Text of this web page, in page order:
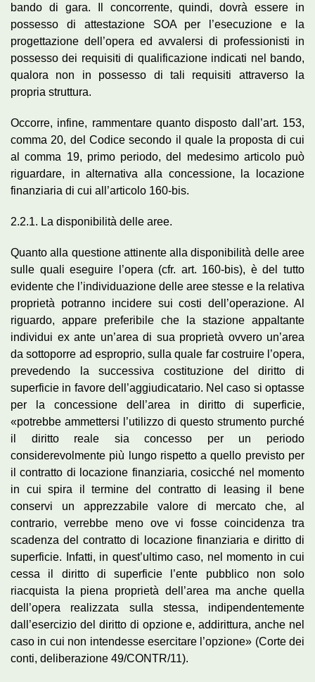
bando di gara. Il concorrente, quindi, dovrà essere in
possesso di attestazione SOA per l’esecuzione e la
progettazione dell’opera ed avvalersi di professionisti in
possesso dei requisiti di qualificazione indicati nel bando,
qualora non in possesso di tali requisiti attraverso la
propria struttura.
Occorre, infine, rammentare quanto disposto dall’art. 153,
comma 20, del Codice secondo il quale la proposta di cui
al comma 19, primo periodo, del medesimo articolo può
riguardare, in alternativa alla concessione, la locazione
finanziaria di cui all’articolo 160-bis.
2.2.1. La disponibilità delle aree.
Quanto alla questione attinente alla disponibilità delle aree
sulle quali eseguire l’opera (cfr. art. 160-bis), è del tutto
evidente che l’individuazione delle aree stesse e la relativa
proprietà potranno incidere sui costi dell’operazione. Al
riguardo, appare preferibile che la stazione appaltante
individui ex ante un’area di sua proprietà ovvero un’area
da sottoporre ad esproprio, sulla quale far costruire l’opera,
prevedendo la successiva costituzione del diritto di
superficie in favore dell’aggiudicatario. Nel caso si optasse
per la concessione dell’area in diritto di superficie,
«potrebbe ammettersi l’utilizzo di questo strumento purché
il diritto reale sia concesso per un periodo
considerevolmente più lungo rispetto a quello previsto per
il contratto di locazione finanziaria, cosicché nel momento
in cui spira il termine del contratto di leasing il bene
conservi un apprezzabile valore di mercato che, al
contrario, verrebbe meno ove vi fosse coincidenza tra
scadenza del contratto di locazione finanziaria e diritto di
superficie. Infatti, in quest’ultimo caso, nel momento in cui
cessa il diritto di superficie l’ente pubblico non solo
riacquista la piena proprietà dell’area ma anche quella
dell’opera realizzata sulla stessa, indipendentemente
dall’esercizio del diritto di opzione e, addirittura, anche nel
caso in cui non intendesse esercitare l’opzione» (Corte dei
conti, deliberazione 49/CONTR/11).